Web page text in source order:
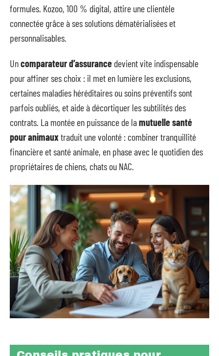
formules. Kozoo, 100 % digital, attire une clientèle
connectée grâce à ses solutions dématérialisées et
personnalisables.
Uncomparateur d’assurance devient vite indispensable
pour affiner ses choix : il met en lumière les exclusions,
certaines maladies héréditaires ou soins préventifs sont
parfois oubliés, et aide à décortiquer les subtilités des
contrats. La montée en puissance de lamutuelle santé
pour animauxtraduit une volonté : combiner tranquillité
financière et santé animale, en phase avec le quotidien des
propriétaires de chiens, chats ou NAC.